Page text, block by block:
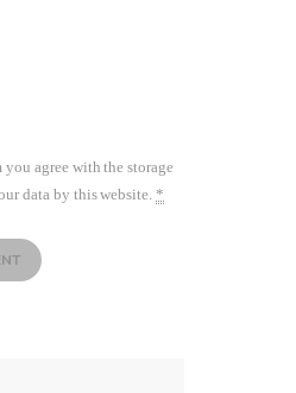
agree with the storage
data by this website. *